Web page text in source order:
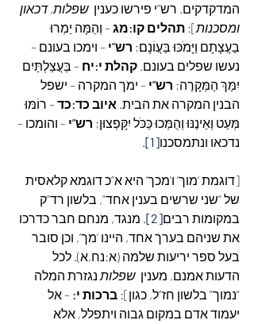
המדקדקים. רש”י פירשו כענין שפלות, דכאון
ומסכנות]: תהלים קו:מג – וְהֵמָּה יַמְרוּ
בַעֲצָתָם וַיָּמֹכּוּ בַּעֲוֹנָם; רש”י – וימכו בעונם –
נעשו שפלים בעונם. קהלת י:יח – בַּעֲצַלְתַּיִם
יִמַּךְ הַמְּקָרֶה; רש”י – ימך המקרה – ישפל
הבנין המקרה את הבית. איוב כד:כד – רוֹמּוּ
מְּעַט וְאֵינֶנּוּ וְהֻמְּכוּ כַּכֹּל יִקָּפְצוּן; רש”י – והומכו –
נדכאו ונתמסכנו[1]
.
[דוגמת ‘מוך’ ו’מכך’ היא א”כ דוגמא קלאסית
של “שני שרשים בענין אחד”, בלשון רד”ק
במקומות רבים[2]
. מנגד, מנחם חבר כדרכו
את שניהם בערך אחד, היינו ‘מך’, וכן סובר
בעל ספר יריעות שלמה (א:נח,א). לכל
הדעות אמנם, מענין שפלות נגזרת המלה
“נמוך” בלשון חז”ל, כגון]: ברכות י: – אל
יעמוד אדם במקום גבוה ויתפלל, אלא